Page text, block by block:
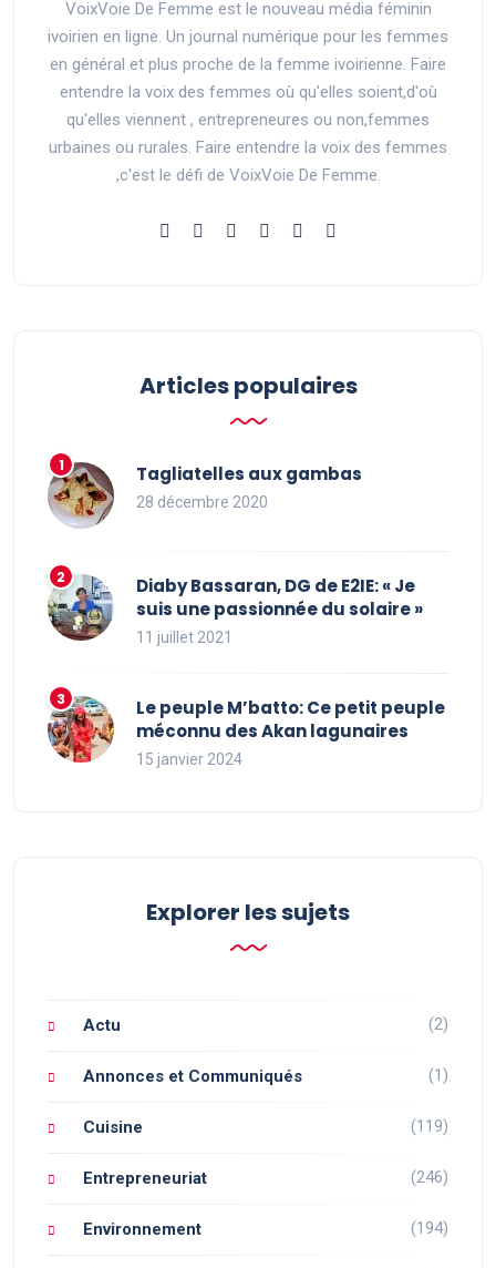
VoixVoie De Femme est le nouveau média féminin
ivoirien en ligne. Un journal numérique pour les femmes
en général et plus proche de la femme ivoirienne. Faire
entendre la voix des femmes où qu'elles soient,d'où
qu'elles viennent , entrepreneures ou non,femmes
urbaines ou rurales. Faire entendre la voix des femmes
,c'est le défi de VoixVoie De Femme.
Articles populaires
Tagliatelles aux gambas
28 décembre 2020
Diaby Bassaran, DG de E2IE: « Je
suis une passionnée du solaire »
11 juillet 2021
Le peuple M’batto: Ce petit peuple
méconnu des Akan lagunaires
15 janvier 2024
Explorer les sujets
Actu (2)
Annonces et Communiqués (1)
Cuisine (119)
Entrepreneuriat (246)
Environnement (194)